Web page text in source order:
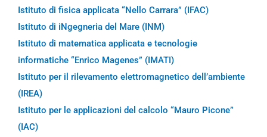
Istituto di fisica applicata “Nello Carrara” (IFAC)
Istituto di iNgegneria del Mare (INM)
Istituto di matematica applicata e tecnologie
informatiche “Enrico Magenes” (IMATI)
Istituto per il rilevamento elettromagnetico dell’ambiente
(IREA)
Istituto per le applicazioni del calcolo “Mauro Picone”
(IAC)